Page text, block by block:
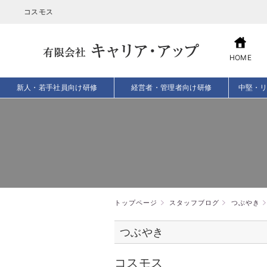
コスモス
HOME
新人・若手社員向け研修 経営者・管理者向け研修 中堅・
トップページ スタッフブログ つぶやき
つぶやき
コスモス